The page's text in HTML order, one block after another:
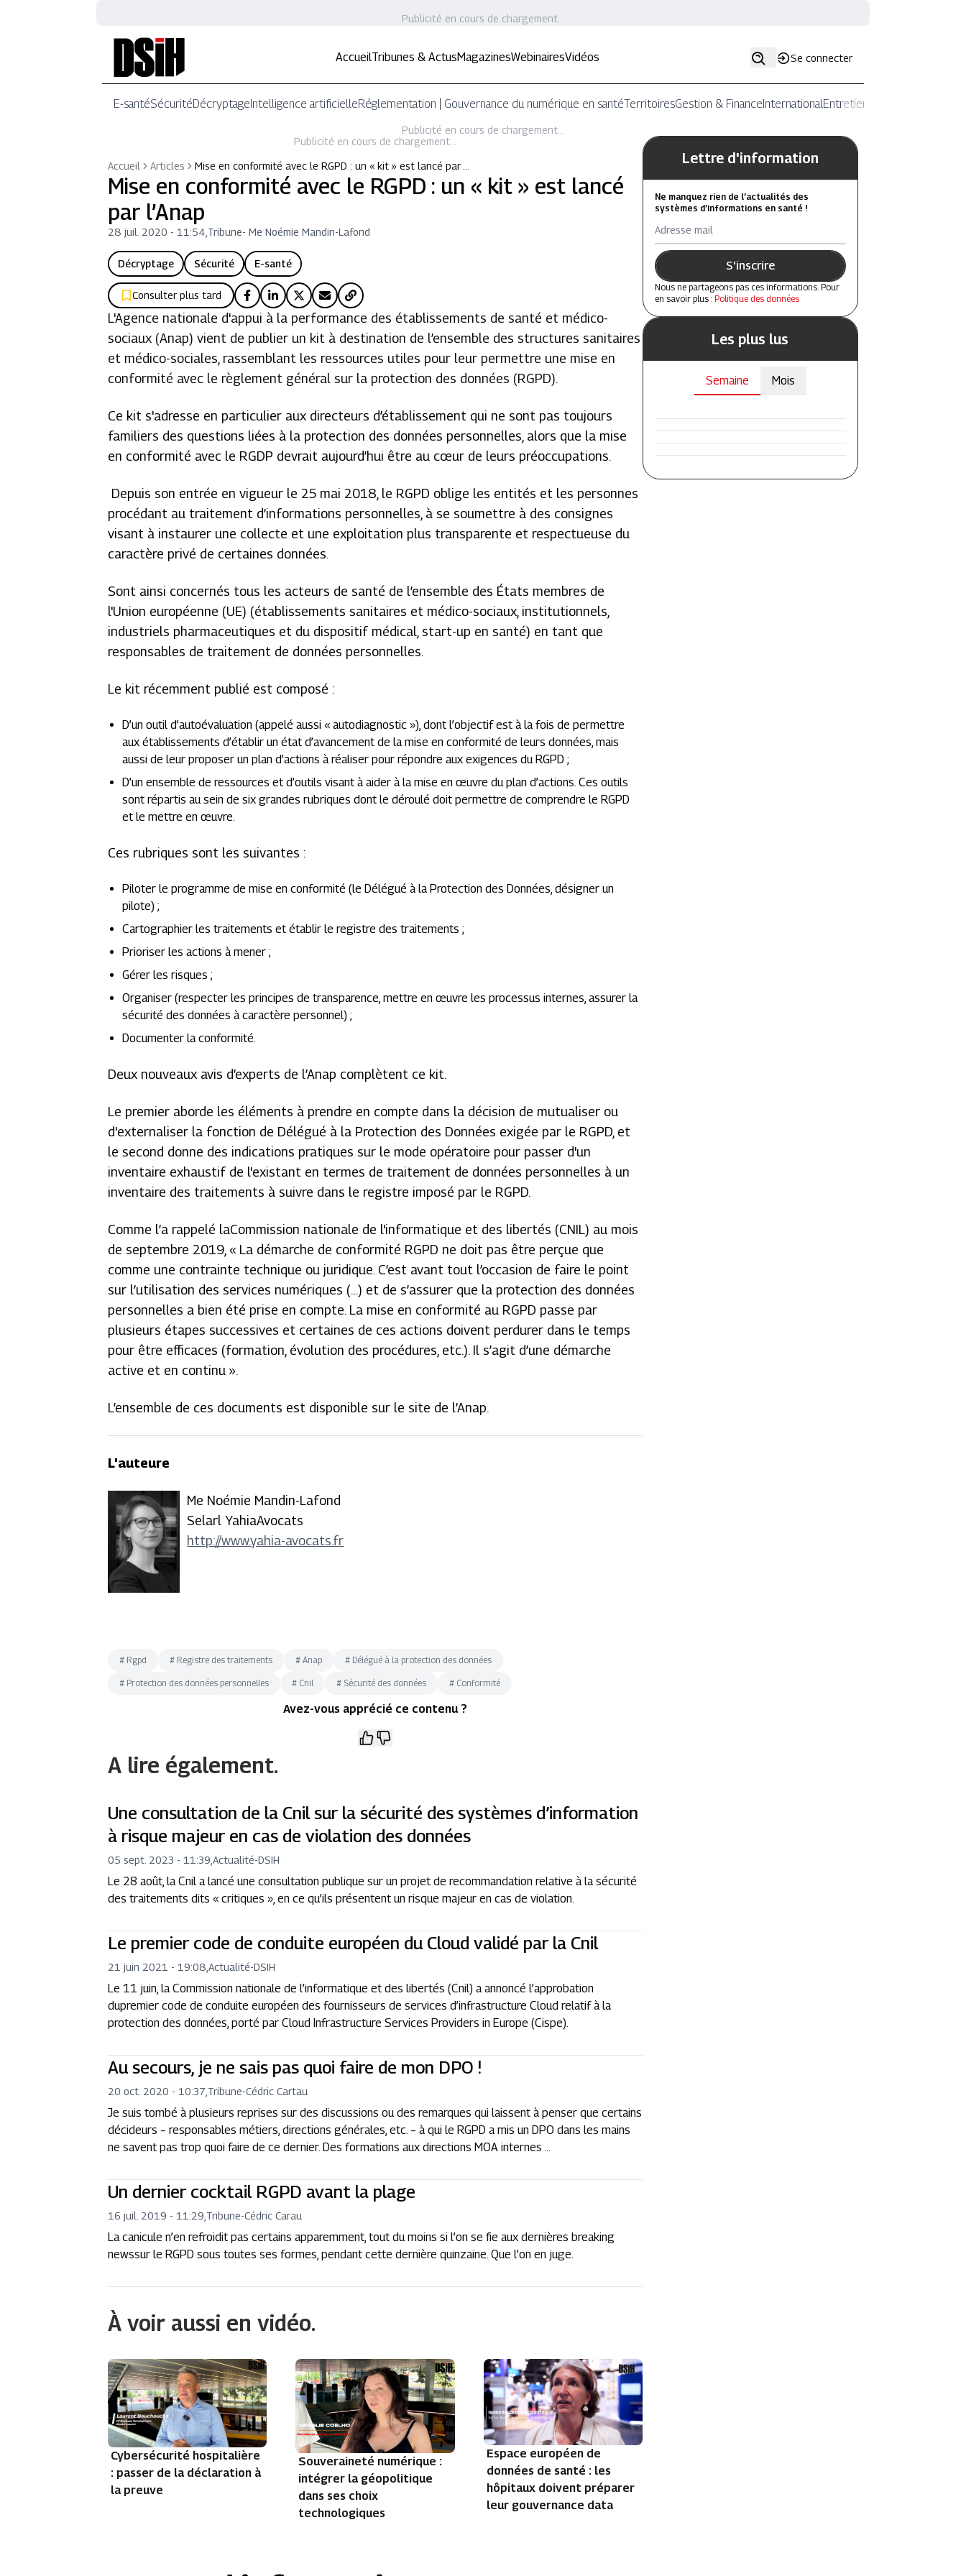
Publicité en cours de chargement...
AccueilTribunes & ActusMagazinesWebinairesVidéos Se connecter
E-santéSécuritéDécryptageIntelligence artificielleRéglementation | Gouvernance du numérique en santéTerritoiresGestion & FinanceInternationalEntretiens
Publicité en cours de chargement...
Publicité en cours de chargement...
Accueil
Articles Mise en conformité avec le RGPD : un « kit » est lancé par …
Mise en conformité avec le RGPD : un « kit » est lancé
par l’Anap
28 juil. 2020 - 11:54 Tribune-Me Noémie Mandin-Lafond
Décryptage Sécurité E-santé
Consulter plus tard
L'Agence nationale d'appui à la performance des établissements de santé et médico-
sociaux (Anap) vient de publier un kit à destination de l’ensemble des structures sanitaires
et médico-sociales, rassemblant les ressources utiles pour leur permettre une mise en
conformité avec le règlement général sur la protection des données (RGPD).
Ce kit s'adresse en particulier aux directeurs d’établissement qui ne sont pas toujours
familiers des questions liées à la protection des données personnelles, alors que la mise
en conformité avec le RGDP devrait aujourd’hui être au cœur de leurs préoccupations.
Depuis son entrée en vigueur le 25 mai 2018, le RGPD oblige les entités et les personnes
procédant au traitement d’informations personnelles, à se soumettre à des consignes
visant à instaurer une collecte et une exploitation plus transparente et respectueuse du
caractère privé de certaines données.
Sont ainsi concernés tous les acteurs de santé de l’ensemble des États membres de
l'Union européenne (UE) (établissements sanitaires et médico-sociaux, institutionnels,
industriels pharmaceutiques et du dispositif médical, start-up en santé) en tant que
responsables de traitement de données personnelles.
Le kit récemment publié est composé :
D’un outil d’autoévaluation (appelé aussi « autodiagnostic »), dont l’objectif est à la fois de permettre
aux établissements d’établir un état d’avancement de la mise en conformité de leurs données, mais
aussi de leur proposer un plan d’actions à réaliser pour répondre aux exigences du RGPD ;
D’un ensemble de ressources et d’outils visant à aider à la mise en œuvre du plan d’actions. Ces outils
sont répartis au sein de six grandes rubriques dont le déroulé doit permettre de comprendre le RGPD
et le mettre en œuvre.
Ces rubriques sont les suivantes :
Piloter le programme de mise en conformité (le Délégué à la Protection des Données, désigner un
pilote) ;
Cartographier les traitements et établir le registre des traitements ;
Prioriser les actions à mener ;
Gérer les risques ;
Organiser (respecter les principes de transparence, mettre en œuvre les processus internes, assurer la
sécurité des données à caractère personnel) ;
Documenter la conformité.
Deux nouveaux avis d’experts de l’Anap complètent ce kit.
Le premier aborde les éléments à prendre en compte dans la décision de mutualiser ou
d'externaliser la fonction de Délégué à la Protection des Données exigée par le RGPD, et
le second donne des indications pratiques sur le mode opératoire pour passer d'un
inventaire exhaustif de l'existant en termes de traitement de données personnelles à un
inventaire des traitements à suivre dans le registre imposé par le RGPD.
Comme l’a rappelé laCommission nationale de l'informatique et des libertés (CNIL) au mois
de septembre 2019, « La démarche de conformité RGPD ne doit pas être perçue que
comme une contrainte technique ou juridique. C’est avant tout l’occasion de faire le point
sur l’utilisation des services numériques (…) et de s’assurer que la protection des données
personnelles a bien été prise en compte. La mise en conformité au RGPD passe par
plusieurs étapes successives et certaines de ces actions doivent perdurer dans le temps
pour être efficaces (formation, évolution des procédures, etc.). Il s’agit d’une démarche
active et en continu ».
L’ensemble de ces documents est disponible sur le site de l’Anap.
L'auteure
Me Noémie Mandin-Lafond
Selarl YahiaAvocats
http://www.yahia-avocats.fr
# Rgpd # Registre des traitements #Anap # Délégué à la protection des données
# Protection des données personnelles # Cnil # Sécurité des données # Conformité
Avez-vous apprécié ce contenu ?
A lire également.
Une consultation de la Cnil sur la sécurité des systèmes d’information
à risque majeur en cas de violation des données
05 sept. 2023 - 11:39 ,Actualité-DSIH
Le 28 août, la Cnil a lancé une consultation publique sur un projet de recommandation relative à la sécurité
des traitements dits « critiques », en ce qu’ils présentent un risque majeur en cas de violation.
Le premier code de conduite européen du Cloud validé par la Cnil
21 juin 2021 - 19:08 ,Actualité-DSIH
Le 11 juin, la Commission nationale de l’informatique et des libertés (Cnil) a annoncé l’approbation
dupremier code de conduite européen des fournisseurs de services d’infrastructure Cloud relatif à la
protection des données, porté par Cloud Infrastructure Services Providers in Europe (Cispe).
Au secours, je ne sais pas quoi faire de mon DPO !
20 oct. 2020 - 10:37 Tribune-Cédric Cartau
Je suis tombé à plusieurs reprises sur des discussions ou des remarques qui laissent à penser que certains
décideurs – responsables métiers, directions générales, etc. – à qui le RGPD a mis un DPO dans les mains
ne savent pas trop quoi faire de ce dernier. Des formations aux directions MOA internes ...
Un dernier cocktail RGPD avant la plage
16 juil. 2019 - 11:29 Tribune-Cédric Carau
La canicule n’en refroidit pas certains apparemment, tout du moins si l’on se fie aux dernières breaking
newssur le RGPD sous toutes ses formes, pendant cette dernière quinzaine. Que l’on en juge.
À voir aussi en vidéo.
Cybersécurité hospitalière
: passer de la déclaration à
la preuve
Souveraineté numérique :
intégrer la géopolitique
dans ses choix
technologiques
Espace européen de
données de santé : les
hôpitaux doivent préparer
leur gouvernance data
Lettre d'information
Ne manquez rien de l’actualités des
systèmes d’informations en santé !
Adresse mail
S'inscrire
Nous ne partageons pas ces informations. Pour
en savoir plus : Politique des données
Les plus lus
Semaine Mois